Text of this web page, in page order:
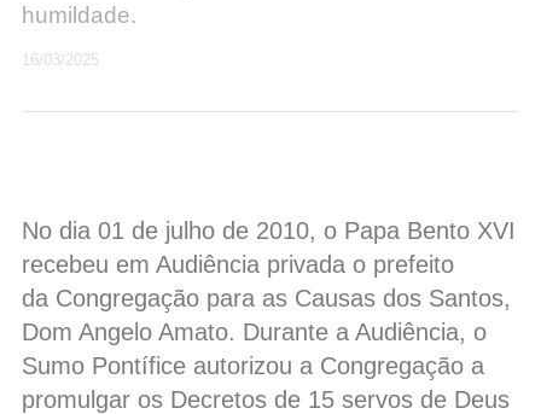
humildade.
16/03/2025
No dia 01 de julho de 2010, o Papa Bento XVI
recebeu em Audiência privada o prefeito
da Congregação para as Causas dos Santos,
Dom Angelo Amato. Durante a Audiência, o
Sumo Pontífice autorizou a Congregação a
promulgar os Decretos de 15 servos de Deus